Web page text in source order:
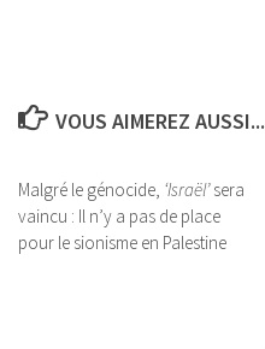
VOUS AIMEREZ AUSSI...
Malgré le génocide, ‘Israël’sera
vaincu : Il n’y a pas de place
pour le sionisme en Palestine